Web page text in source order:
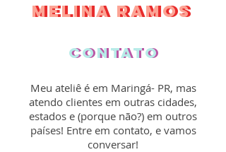
MELINA RAMOS
MELINA RAMOS
contato
contato
Meu ateliê é em Maringá- PR, mas
atendo clientes em outras cidades,
estados e (porque não?) em outros
países! Entre em contato, e vamos
conversar!